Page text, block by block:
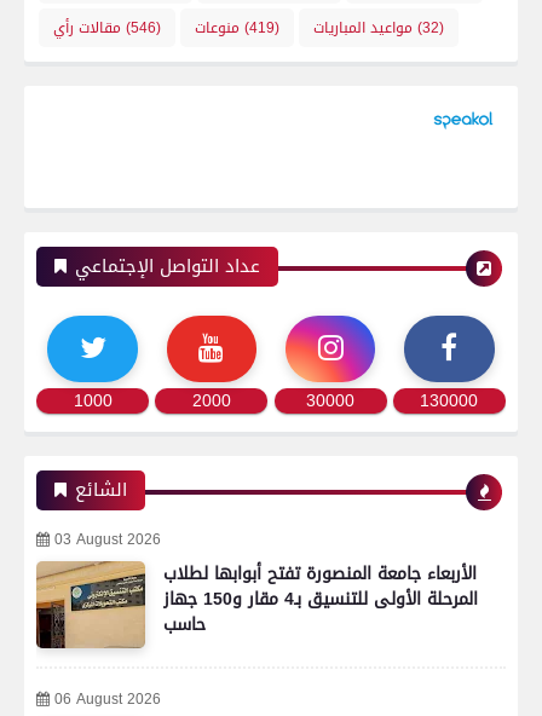
مقالات رأي (546) منوعات (419) مواعيد المباريات (32)
عداد التواصل الإجتماعي
1000 2000 30000 130000
الشائع
03 August 2026
الأربعاء جامعة المنصورة تفتح أبوابها لطلاب
المرحلة الأولى للتنسيق بـ4 مقار و150 جهاز
حاسب
06 August 2026